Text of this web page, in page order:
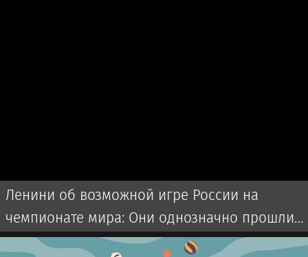
Ленини об возможной игре России на
чемпионате мира: Они однозначно прошли
бы далеко